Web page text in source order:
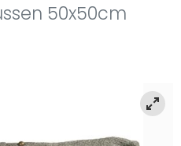
50x50cm